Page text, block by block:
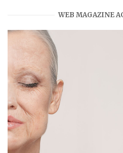
WEB MAGAZINE